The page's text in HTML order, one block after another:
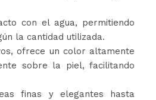
con el agua, permitiendo
la cantidad utilizada.
ofrece un color altamente
sobre la piel, facilitando
finas y elegantes hasta